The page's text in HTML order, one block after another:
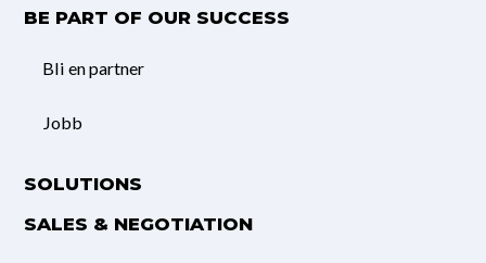
BE PART OF OUR SUCCESS
Bli en partner
Jobb
SOLUTIONS
SALES & NEGOTIATION